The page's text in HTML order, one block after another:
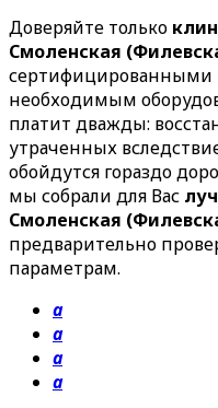
Доверяйте только
Смоленская
сертифицированными
необходимым
платит дважды:
утраченных
обойдутся гораздо
мы собрали для Вас
Смоленская
предварительно
параметрам.
a
a
a
a